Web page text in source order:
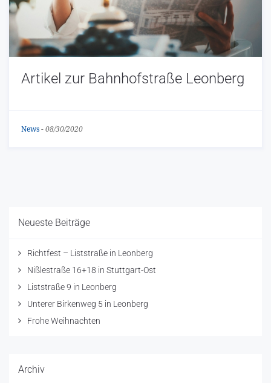
Artikel zur Bahnhofstraße Leonberg
News - 08/30/2020
Neueste Beiträge
Richtfest – Liststraße in Leonberg
Nißlestraße 16+18 in Stuttgart-Ost
Liststraße 9 in Leonberg
Unterer Birkenweg 5 in Leonberg
Frohe Weihnachten
Archiv